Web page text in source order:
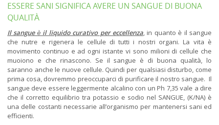
ESSERE SANI SIGNIFICA AVERE UN SANGUE DI BUONA
QUALITÀ
Il sangue è il liquido curativo per eccellenza, in quanto è il sangue
che nutre e rigenera le cellule di tutti i nostri organi. La vita è
movimento continuo e ad ogni istante vi sono milioni di cellule che
muoiono e che rinascono. Se il sangue è di buona qualità, lo
saranno anche le nuove cellule. Quindi per qualsiasi disturbo, come
prima cosa, dovremmo preoccuparci di purificare il nostro sangue. Il
sangue deve essere leggermente alcalino con un Ph 7,35 vale a dire
che il corretto equilibrio tra potassio e sodio nel SANGUE, (K/NA) è
una delle costanti necessarie all’organismo per mantenersi sani ed
efficienti.